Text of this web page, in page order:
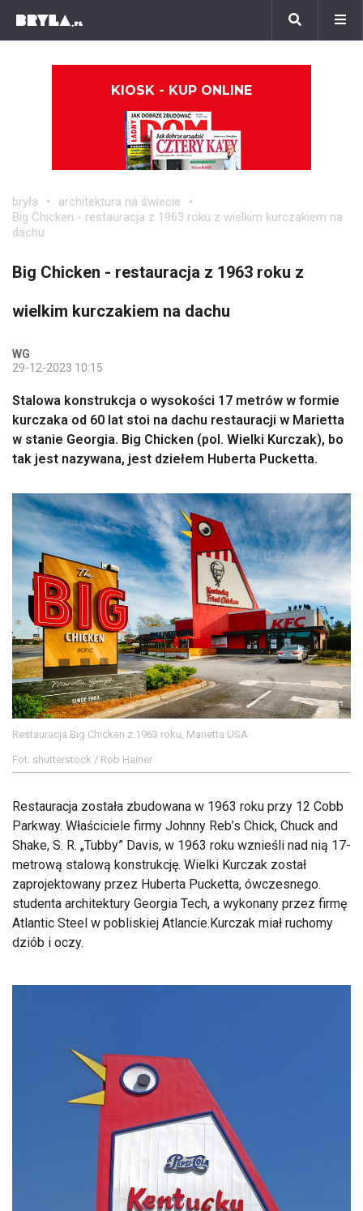
KIOSK - KUP ONLINE
bryła
architektura na świecie
Big Chicken - restauracja z 1963 roku z wielkim kurczakiem na
dachu
Big Chicken - restauracja z 1963 roku z
wielkim kurczakiem na dachu
WG
29-12-2023 10:15
Stalowa konstrukcja o wysokości 17 metrów w formie
kurczaka od 60 lat stoi na dachu restauracji w Marietta
w stanie Georgia. Big Chicken (pol. Wielki Kurczak), bo
tak jest nazywana, jest dziełem Huberta Pucketta.
Restauracja Big Chicken z 1963 roku, Marietta USA
Fot. shutterstock / Rob Hainer
Restauracja została zbudowana w 1963 roku przy 12 Cobb
Parkway. Właściciele firmy Johnny Reb’s Chick, Chuck and
Shake, S. R. „Tubby” Davis, w 1963 roku wznieśli nad nią 17-
metrową stalową konstrukcję. Wielki Kurczak został
zaprojektowany przez Huberta Pucketta, ówczesnego.
studenta architektury Georgia Tech, a wykonany przez firmę
Atlantic Steel w pobliskiej Atlancie.Kurczak miał ruchomy
dziób i oczy.